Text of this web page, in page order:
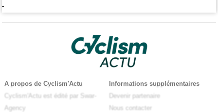
-
A propos de Cyclism'Actu
Cyclism'Actu est édité par Swar-
Agency
Informations supplémentaires
Devenir partenaire
Nous contacter